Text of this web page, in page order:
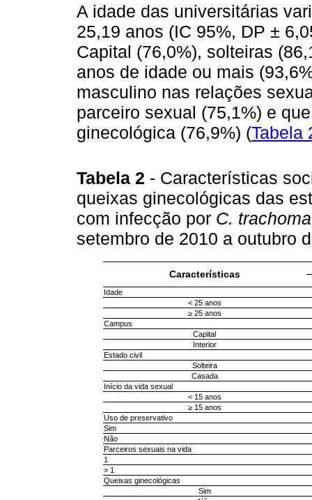
A idade das universitárias
25,19 anos (IC 95%, DP ±
Capital (76,0%), solteiras
anos de idade ou mais
masculino nas relações
parceiro sexual (75,1%) e
ginecológica (76,9%) (Tabela
Tabela 2 - Características
queixas ginecológicas das
com infecção por C.
setembro de 2010 a outubro
Características
Idade
< 25 anos
≥ 25 anos
Campus
Capital
Interior
Estado civil
Solteira
Casada
Início da vida sexual
< 15 anos
≥ 15 anos
Uso de preservativo
Sim
Não
Parceiros sexuais na vida
1
> 1
Queixas ginecológicas
Sim